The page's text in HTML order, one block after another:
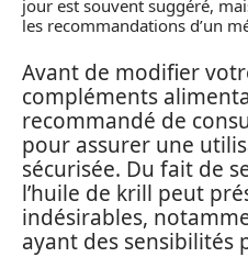
jour est souvent suggéré,
les recommandations d’un
Avant de modifier
compléments
recommandé de
pour assurer une
sécurisée. Du fait de
l’huile de krill peut
indésirables,
ayant des sensibilités